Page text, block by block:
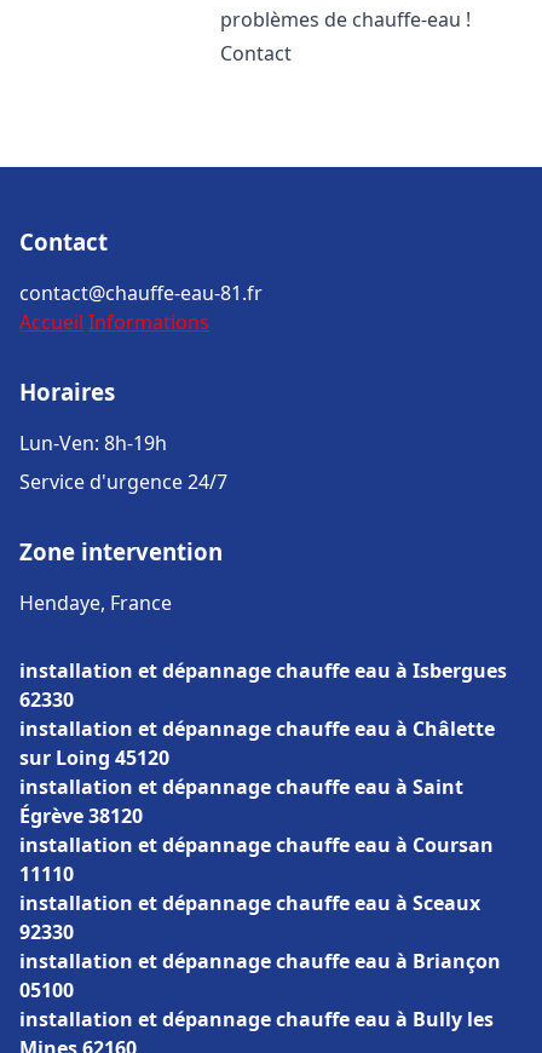
problèmes de chauffe-eau !
Contact
Contact
contact@chauffe-eau-81.fr
Accueil Informations
Horaires
Lun-Ven: 8h-19h
Service d'urgence 24/7
Zone intervention
Hendaye, France
installation et dépannage chauffe eau à Isbergues
62330
installation et dépannage chauffe eau à Châlette
sur Loing 45120
installation et dépannage chauffe eau à Saint
Égrève 38120
installation et dépannage chauffe eau à Coursan
11110
installation et dépannage chauffe eau à Sceaux
92330
installation et dépannage chauffe eau à Briançon
05100
installation et dépannage chauffe eau à Bully les